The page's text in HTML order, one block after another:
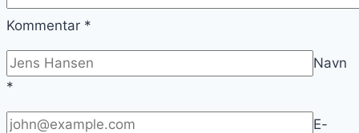
Kommentar *
Navn
*
E-